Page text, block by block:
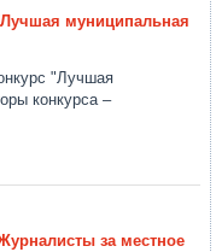
муниципальная
"Лучшая
конкурса –
за местное